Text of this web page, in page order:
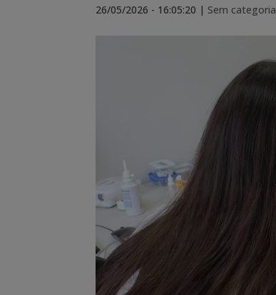
26/05/2026 - 16:05:20 | Sem categoria